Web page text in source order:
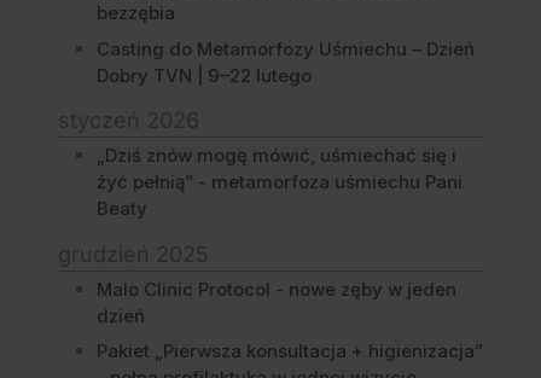
bezzębia
Casting do Metamorfozy Uśmiechu – Dzień
Dobry TVN | 9–22 lutego
„Dziś znów mogę mówić, uśmiechać się i
żyć pełnią” - metamorfoza uśmiechu Pani
Beaty
Malo Clinic Protocol - nowe zęby w jeden
dzień
Pakiet „Pierwsza konsultacja + higienizacja”